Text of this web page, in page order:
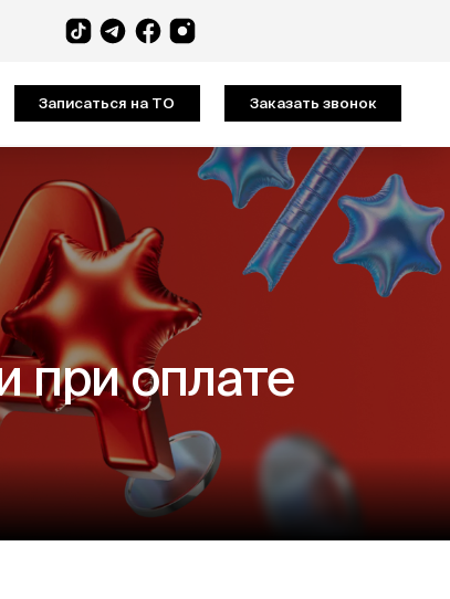
Записаться на ТО Заказать звонок
при оплате